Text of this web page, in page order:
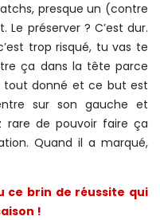
presque un (contre
préserver ? C’est dur.
trop risqué, tu vas te
ça dans la tête parce
tout donné et ce but est
sur son gauche et
rare de pouvoir faire ça
Quand il a marqué,
ce brin de réussite qui
!